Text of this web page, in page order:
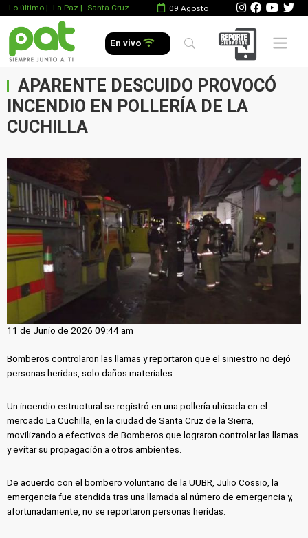
Lo último | La Paz | Santa Cruz 09 Agosto
En vivo Mobile
APARENTE DESCUIDO PROVOCÓ
INCENDIO EN POLLERÍA DE LA
CUCHILLA
11 de Junio de 2026 09:44 am
Bomberos controlaron las llamas y reportaron que el siniestro no dejó
personas heridas, solo daños materiales.
Un incendio estructural se registró en una pollería ubicada en el
mercado La Cuchilla, en la ciudad de Santa Cruz de la Sierra,
movilizando a efectivos de Bomberos que lograron controlar las llamas
y evitar su propagación a otros ambientes.
De acuerdo con el bombero voluntario de la UUBR, Julio Cossio, la
emergencia fue atendida tras una llamada al número de emergencia y,
afortunadamente, no se reportaron personas heridas.